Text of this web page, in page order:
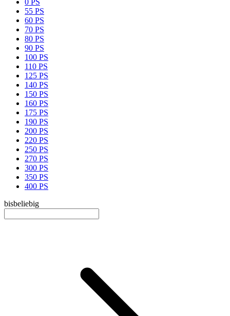
0 PS
55 PS
60 PS
70 PS
80 PS
90 PS
100 PS
110 PS
125 PS
140 PS
150 PS
160 PS
175 PS
190 PS
200 PS
220 PS
250 PS
270 PS
300 PS
350 PS
400 PS
bisbeliebig